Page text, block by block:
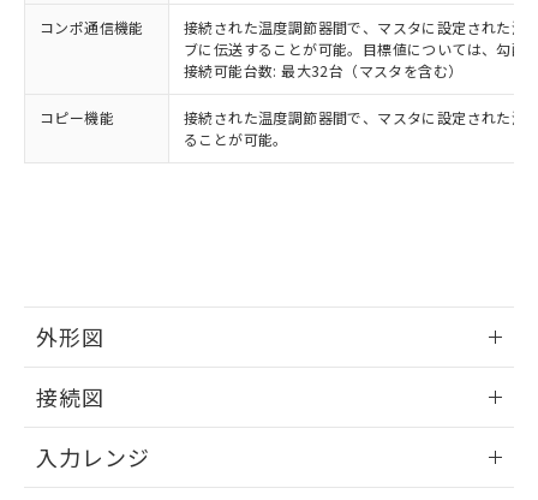
コンポ通信機能
接続された温度調節器間で、マスタに設定された温
ブに伝送することが可能。目標値については、勾配
接続可能台数: 最大32台（マスタを含む）
コピー機能
接続された温度調節器間で、マスタに設定された温
ることが可能。
外形図
接続図
入力レンジ